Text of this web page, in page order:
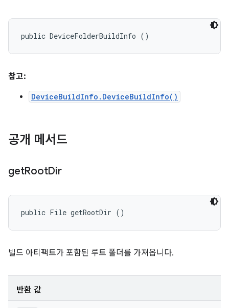
public DeviceFolderBuildInfo ()
참고:
DeviceBuildInfo.DeviceBuildInfo()
공개 메서드
getRootDir
public File getRootDir ()
빌드 아티팩트가 포함된 루트 폴더를 가져옵니다.
반환 값